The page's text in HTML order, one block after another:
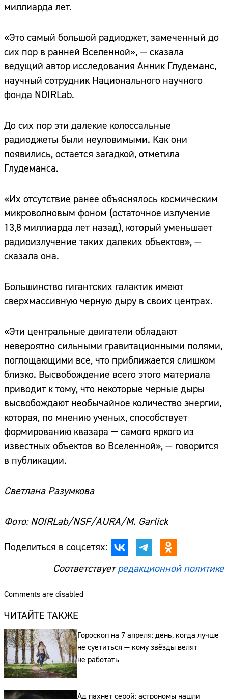
миллиарда лет.
«Это самый большой радиоджет, замеченный до
сих пор в ранней Вселенной», — сказала
ведущий автор исследования Анник Глудеманс,
научный сотрудник Национального научного
фонда NOIRLab.
До сих пор эти далекие колоссальные
радиоджеты были неуловимыми. Как они
появились, остается загадкой, отметила
Глудеманса.
«Их отсутствие ранее объяснялось космическим
микроволновым фоном (остаточное излучение
13,8 миллиарда лет назад), который уменьшает
радиоизлучение таких далеких объектов», —
сказала она.
Большинство гигантских галактик имеют
сверхмассивную черную дыру в своих центрах.
«Эти центральные двигатели обладают
невероятно сильными гравитационными полями,
поглощающими все, что приближается слишком
близко. Высвобождение всего этого материала
приводит к тому, что некоторые черные дыры
высвобождают необычайное количество энергии,
которая, по мнению ученых, способствует
формированию квазара — самого яркого из
известных объектов во Вселенной», — говорится
в публикации.
Светлана Разумкова
Фото: NOIRLab/NSF/AURA/M. Garlick
Поделиться в соцсетях:
Соответствуетредакционной политике
Comments are disabled
ЧИТАЙТЕ ТАКЖЕ
Гороскоп на 7 апреля: день, когда лучше
не суетиться — кому звёзды велят
не работать
Ад пахнет серой: астрономы нашли